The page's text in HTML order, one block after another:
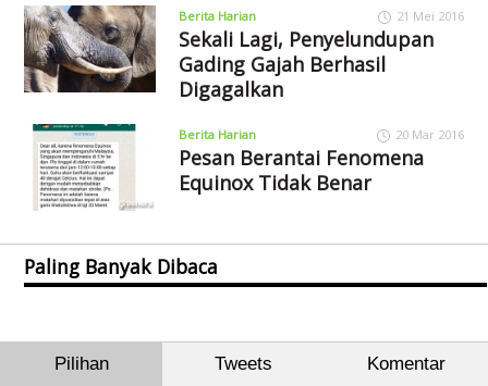
Berita Harian 21 Mei 2016
Sekali Lagi, Penyelundupan
Gading Gajah Berhasil
Digagalkan
Berita Harian 20 Mar 2016
Pesan Berantai Fenomena
Equinox Tidak Benar
Paling Banyak Dibaca
Pilihan Tweets Komentar